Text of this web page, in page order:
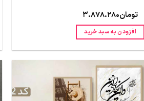
تومان3.878.280
افزودن به سبد خرید